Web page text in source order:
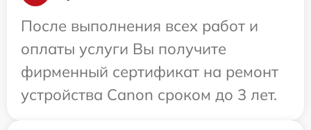
После выполнения всех работ и
оплаты услуги Вы получите
фирменный сертификат на ремонт
устройства Canon сроком до 3 лет.